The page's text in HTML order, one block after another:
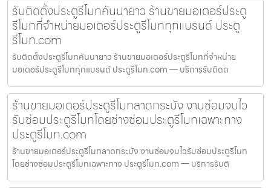
รับติดตั้งประตูรีโมทคันนายาว ร้านขายมอเตอร์ประตู
รีโมทที่จำหน่ายมอเตอร์ประตูรีโมททุกแบรนด์ ประตู
รีโมท.com
รับติดตั้งประตูรีโมทคันนายาว ร้านขายมอเตอร์ประตูรีโมทที่จำหน่าย
มอเตอร์ประตูรีโมททุกแบรนด์ ประตูรีโมท.com — บริการรับติดต
ร้านขายมอเตอร์ประตูรีโมทลาดกระบัง งานซ่อมจบไว
รับซ่อมประตูรีโมทโดยช่างซ่อมประตูรีโมทเฉพาะทาง
ประตูรีโมท.com
ร้านขายมอเตอร์ประตูรีโมทลาดกระบัง งานซ่อมจบไวรับซ่อมประตูรีโมท
โดยช่างซ่อมประตูรีโมทเฉพาะทาง ประตูรีโมท.com — บริการรับติ